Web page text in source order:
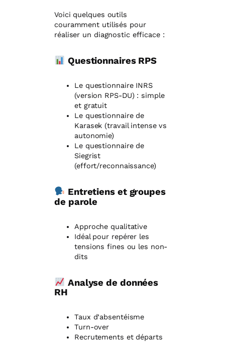
Voici quelques outils
couramment utilisés pour
réaliser un diagnostic efficace :
Questionnaires RPS
Le questionnaire INRS
(version RPS-DU) : simple
et gratuit
Le questionnaire de
Karasek (travail intense vs
autonomie)
Le questionnaire de
Siegrist
(effort/reconnaissance)
Entretiens et groupes
de parole
Approche qualitative
Idéal pour repérer les
tensions fines ou les non-
dits
Analyse de données
RH
Taux d’absentéisme
Turn-over
Recrutements et départs